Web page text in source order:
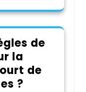
de
la
de
?